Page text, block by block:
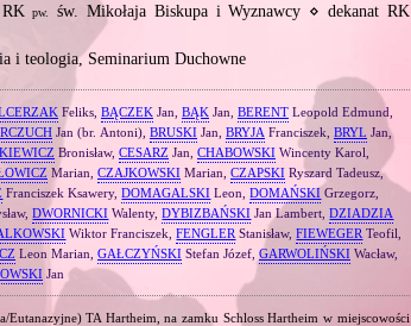
RKpw.
św. Mikołaja Biskupa i Wyznawcy ⋄ dekanat RK
i teologia, Seminarium Duchowne
Feliks, BĄCZEKJan, BĄKJan, BERENTLeopold Edmund,
Jan (br. Antoni), BRUSKIJan, BRYJA Franciszek, BRYL Jan,
Bronisław, CESARZ Jan, CHABOWSKIWincenty Karol,
Marian, CZAJKOWSKIMarian, CZAPSKIRyszard Tadeusz,
Franciszek Ksawery,DOMAGALSKI Leon,DOMAŃSKI Grzegorz,
DWORNICKI Walenty,DYBIZBAŃSKI Jan Lambert,DZIADZIA
Wiktor Franciszek,FENGLER Stanisław,FIEWEGER Teofil,
Leon Marian, GAŁCZYŃSKIStefan Józef, GARWOLIŃSKI Wacław,
Jan
Eutanazyjne) TA Hartheim, na zamku Schloss Hartheim w miejscowości